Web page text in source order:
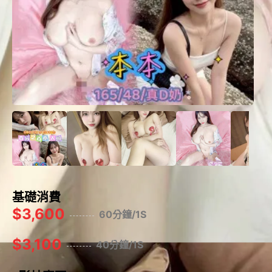
基礎消費
$3,600 60分鐘/1S
$3,100 40分鐘/1S